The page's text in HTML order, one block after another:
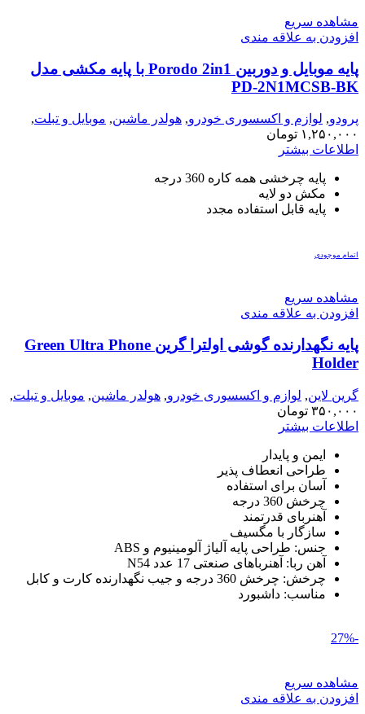
مشاهده سریع
افزودن به علاقه مندی
پایه موبایل و دوربین Porodo 2in1 با پایه مکشی مدل
PD-2N1MCSB-BK
پرودو, لوازم و اکسسوری خودرو, هولدر ماشین, موبایل و تبلت,
هولدر
۱,۲۵۰,۰۰۰ تومان
اطلاعات بیشتر
پایه چرخشی همه کاره 360 درجه
مکش دو لایه
پایه قابل استفاده مجدد
اتمام موجودی
مشاهده سریع
افزودن به علاقه مندی
پایه نگهدارنده گوشی اولترا گرین Green Ultra Phone
Holder
گرین لاین, لوازم و اکسسوری خودرو, هولدر ماشین, موبایل و تبلت,
هولدر
۳۵۰,۰۰۰ تومان
اطلاعات بیشتر
ایمن و پایدار
طراحی انعطاف پذیر
آسان برای استفاده
چرخش 360 درجه
آهنربای قدرتمند
سازگار با مگسیف
جنس: طراحی پایه آلیاژ آلومینیوم و ABS
آهن ربا: آهنرباهای صنعتی 17 عدد N54
چرخش: چرخش 360 درجه و جیب نگهدارنده کارت و کابل
مناسب: داشبورد
-27%
مشاهده سریع
افزودن به علاقه مندی